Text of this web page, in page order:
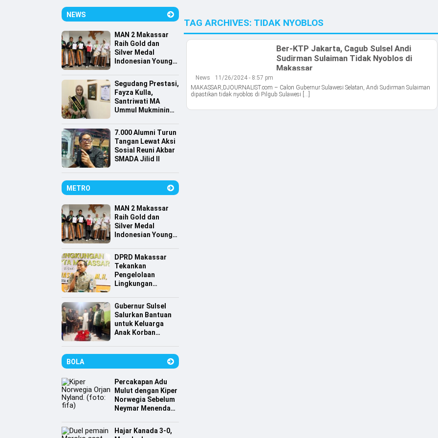
NEWS
MAN 2 Makassar
Raih Gold dan
Silver Medal
Indonesian Young
Segudang Prestasi,
Fayza Kulla,
Santriwati MA
Ummul Mukminin
Indonesia
7.000 Alumni Turun
Tangan Lewat Aksi
Sosial Reuni Akbar
SMADA Jilid II
METRO
MAN 2 Makassar
Raih Gold dan
Silver Medal
Indonesian Young
DPRD Makassar
Tekankan
Pengelolaan
Lingkungan
Sampah jadi
Perhatian Utama
Gubernur Sulsel
Salurkan Bantuan
untuk Keluarga
Anak Korban
BOLA
Percakapan Adu
Mulut dengan Kiper
Norwegia Sebelum
Neymar Menendang
Hajar Kanada 3-0,
TAG ARCHIVES: TIDAK NYOBLOS
Ber-KTP Jakarta, Cagub Sulsel Andi
Sudirman Sulaiman Tidak Nyoblos di
Makassar
News
11/26/2024 - 8:57 pm
MAKASSAR,DJOURNALIST.com – Calon Gubernur Sulawesi Selatan, Andi Sudirman Sulaiman
dipastikan tidak nyoblos di Pilgub Sulawesi […]